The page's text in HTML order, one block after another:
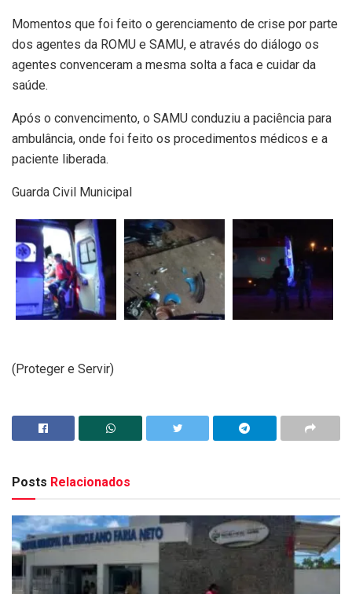
Momentos que foi feito o gerenciamento de crise por parte
dos agentes da ROMU e SAMU, e através do diálogo os
agentes convenceram a mesma solta a faca e cuidar da
saúde.
Após o convencimento, o SAMU conduziu a paciência para
ambulância, onde foi feito os procedimentos médicos e a
paciente liberada.
Guarda Civil Municipal
(Proteger e Servir)
Posts Relacionados